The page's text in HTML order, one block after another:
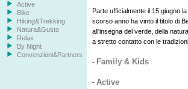
Active
Bike
Hiking&Trekking
Natura&Gusto
Relax
By Night
Convenzioni&Partners
Parte ufficialmente il 15 giugno
scorso anno ha vinto il titolo di
all'insegna del verde, della
a stretto contatto con le
- Family & Kids
- Active